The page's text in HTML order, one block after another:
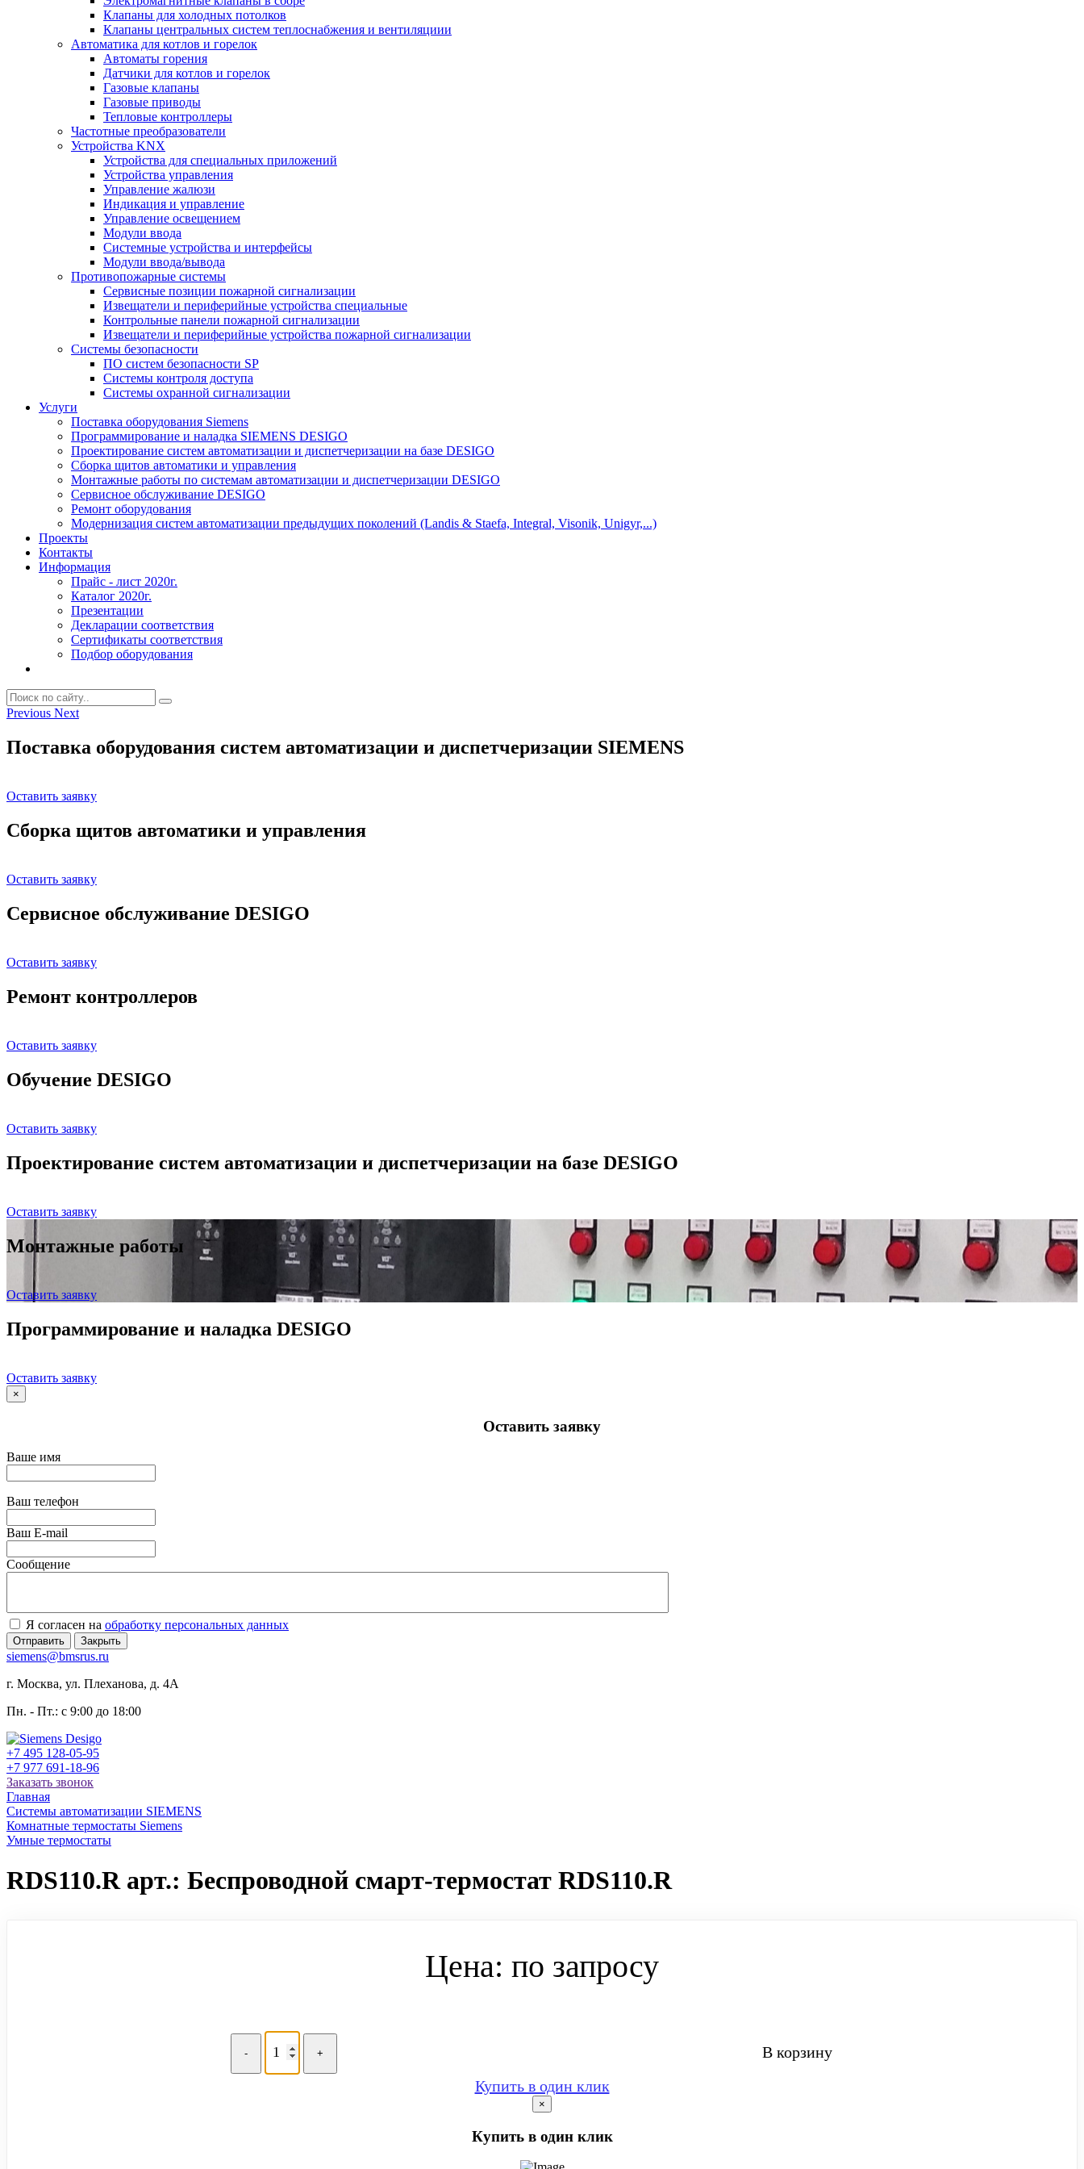
Клапаны для холодных потолков
Клапаны центральных систем теплоснабжения и вентиляциии
Автоматика для котлов и горелок
Автоматы горения
Датчики для котлов и горелок
Газовые клапаны
Газовые приводы
Тепловые контроллеры
Частотные преобразователи
Устройства KNX
Устройства для специальных приложений
Устройства управления
Управление жалюзи
Индикация и управление
Управление освещением
Модули ввода
Системные устройства и интерфейсы
Модули ввода/вывода
Противопожарные системы
Сервисные позиции пожарной сигнализации
Извещатели и периферийные устройства специальные
Контрольные панели пожарной сигнализации
Извещатели и периферийные устройства пожарной сигнализации
Системы безопасности
ПО систем безопасности SP
Системы контроля доступа
Системы охранной сигнализации
Услуги
Поставка оборудования Siemens
Программирование и наладка SIEMENS DESIGO
Проектирование систем автоматизации и диспетчеризации на базе DESIGO
Сборка щитов автоматики и управления
Монтажные работы по системам автоматизации и диспетчеризации DESIGO
Сервисное обслуживание DESIGO
Ремонт оборудования
Модернизация систем автоматизации предыдущих поколений (Landis & Staefa, Integral, Visonik, Unigyr,...)
Проекты
Контакты
Информация
Прайс - лист 2020г.
Каталог 2020г.
Презентации
Декларации соответствия
Сертификаты соответствия
Подбор оборудования
Previous Next
Поставка оборудования систем автоматизации и диспетчеризации SIEMENS
Оставить заявку
Сборка щитов автоматики и управления
Оставить заявку
Сервисное обслуживание DESIGO
Оставить заявку
Ремонт контроллеров
Оставить заявку
Обучение DESIGO
Оставить заявку
Проектирование систем автоматизации и диспетчеризации на базе DESIGO
Оставить заявку
Монтажные работы
Оставить заявку
Программирование и наладка DESIGO
Оставить заявку
×
Оставить заявку
Ваше имя
Ваш телефон
Ваш E-mail
Сообщение
Я согласен на обработку персональных данных
Отправить Закрыть
siemens@bmsrus.ru
г. Москва, ул. Плеханова, д. 4А
Пн. - Пт.: c 9:00 до 18:00
+7 495 128-05-95
+7 977 691-18-96
Заказать звонок
Главная
Системы автоматизации SIEMENS
Комнатные термостаты Siemens
Умные термостаты
RDS110.R арт.: Беспроводной смарт-термостат RDS110.R
Цена: по запросу
- +
В корзину
Купить в один клик
×
Купить в один клик